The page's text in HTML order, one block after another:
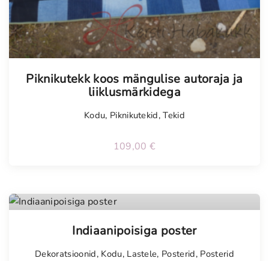
Piknikutekk koos mängulise autoraja ja
liiklusmärkidega
Kodu, Piknikutekid,Tekid
109,00 €
Indiaanipoisiga poster
Dekoratsioonid, Kodu, Lastele, Posterid, Posterid